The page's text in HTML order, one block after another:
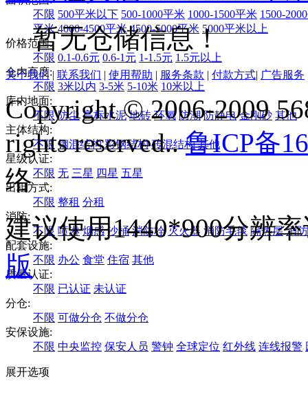
不限 500平米以下 500-1000平米 1000-1500平米 1500-
平米 4000-4500平米 4500-5000平米 5000平米以上
价格范围:
不限 0.1-0.6元 0.6-1元 1-1.5元 1.5元以上
仓内高度:
不限 3米以内 3-5米 5-10米 10米以上
库内地面:
不限 防尘 高标水泥 地砖 环氧 防潮 防静电 金刚砂 其他
主体结构:
不限 钢混结构 彩钢结构 砖混结构 其他
星级认证:
不限 无 三星 四星 五星
出租方式:
不限 整租 分租
消防:
不限 喷淋 烟感 沙桶 消防栓 灭火器 消防毛毯 隔热层 消
配套设施:
不限 办公 食堂 住宿 其他
质量认证:
不限 已认证 未认证
分仓:
不限 可做分仓 不做分仓
安保设施:
不限 中央监控 保安人员 警钟 全球定位 红外线 连线报警
展开选项
暂无仓储信息！
关于我们| 联系我们 | 使用帮助 | 服务条款 | 付款方式| 广告服务
Copyright © 2006-2009
rights reserved..鲁ICP备
络
建议使用1440*900分辨
版